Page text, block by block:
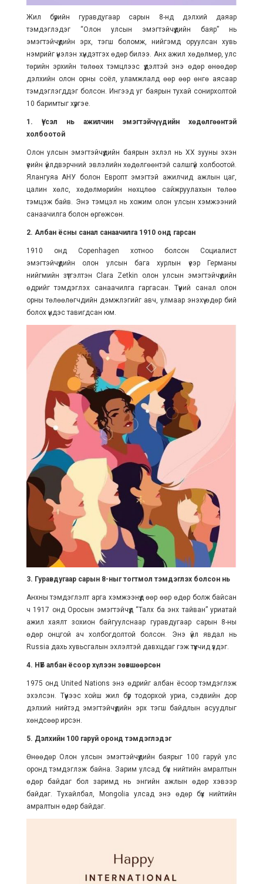
Жил бүрийн гуравдугаар сарын 8-нд дэлхий даяар
тэмдэглэдэг “Олон улсын эмэгтэйчүүдийн баяр” нь
эмэгтэйчүүдийн эрх, тэгш боломж, нийгэмд оруулсан хувь
нэмрийг үнэлэн хүндэтгэх өдөр билээ. Анх ажил хөдөлмөр, улс
төрийн эрхийн төлөөх тэмцлээс үүдэлтэй энэ өдөр өнөөдөр
дэлхийн олон орны соёл, уламжлалд өөр өөр өнгө аясаар
тэмдэглэгддэг болсон. Ингээд уг баярын тухай сонирхолтой
10 баримтыг хүргэе.
1. Үүсэл нь ажилчин эмэгтэйчүүдийн хөдөлгөөнтэй
холбоотой
Олон улсын эмэгтэйчүүдийн баярын эхлэл нь XX зууны эхэн
үеийн үйлдвэрчний эвлэлийн хөдөлгөөнтэй салшгүй холбоотой.
Ялангуяа АНУ болон Европт эмэгтэй ажилчид ажлын цаг,
цалин хөлс, хөдөлмөрийн нөхцлөө сайжруулахын төлөө
тэмцэж байв. Энэ тэмцэл нь хожим олон улсын хэмжээний
санаачилга болон өргөжсөн.
2. Албан ёсны санал санаачилга 1910 онд гарсан
1910 онд Copenhagen хотноо болсон Социалист
эмэгтэйчүүдийн олон улсын бага хурлын үеэр Германы
нийгмийн зүтгэлтэн Clara Zetkin олон улсын эмэгтэйчүүдийн
өдрийг тэмдэглэх санаачилга гаргасан. Түүний санал олон
орны төлөөлөгчдийн дэмжлэгийг авч, улмаар энэхүү өдөр бий
болох үндэс тавигдсан юм.
3. Гуравдугаар сарын 8-ныг тогтмол тэмдэглэх болсон нь
Анхны тэмдэглэлт арга хэмжээнүүд өөр өөр өдөр болж байсан
ч 1917 онд Оросын эмэгтэйчүүд “Талх ба энх тайван” уриатай
ажил хаялт зохион байгуулснаар гуравдугаар сарын 8-ны
өдөр онцгой ач холбогдолтой болсон. Энэ үйл явдал нь
Russia дахь хувьсгалын эхлэлтэй давхцдаг гэж түүхчид үздэг.
4. НҮБ албан ёсоор хүлээн зөвшөөрсөн
1975 онд United Nations энэ өдрийг албан ёсоор тэмдэглэж
эхэлсэн. Түүнээс хойш жил бүр тодорхой уриа, сэдвийн дор
дэлхий нийтэд эмэгтэйчүүдийн эрх тэгш байдлын асуудлыг
хөндсөөр ирсэн.
5. Дэлхийн 100 гаруй оронд тэмдэглэдэг
Өнөөдөр Олон улсын эмэгтэйчүүдийн баярыг 100 гаруй улс
оронд тэмдэглэж байна. Зарим улсад бүх нийтийн амралтын
өдөр байдаг бол заримд нь энгийн ажлын өдөр хэвээр
байдаг. Тухайлбал, Mongolia улсад энэ өдөр бүх нийтийн
амралтын өдөр байдаг.